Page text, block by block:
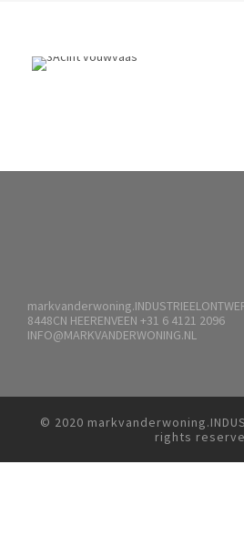
8448CN HEERENVEEN +31 6 4121 2096
INFO@MARKVANDERWONING.NL
© 2020
rights